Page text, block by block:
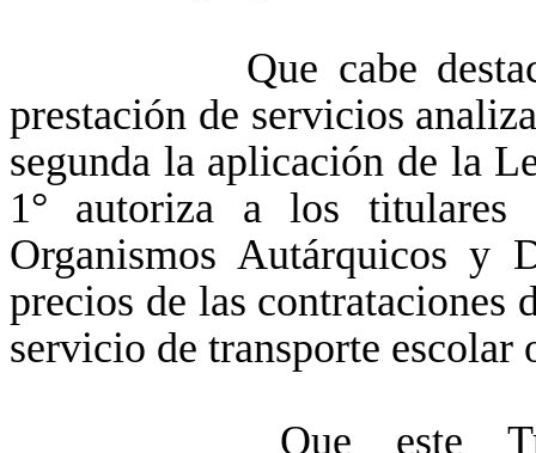
Que cabe destacar
prestación de servicios
segunda la aplicación de la
1° autoriza a los titulares
Organismos Autárquicos y
precios de las contrataciones
servicio de transporte escolar
Que este Tribunal